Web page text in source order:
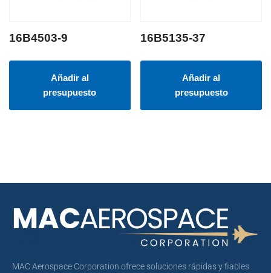
16B4503-9
Añadir al
presupuesto
16B5135-37
Añadir al
presupuesto
MAC Aerospace Corporation ofrece soluciones rápidas y fiables